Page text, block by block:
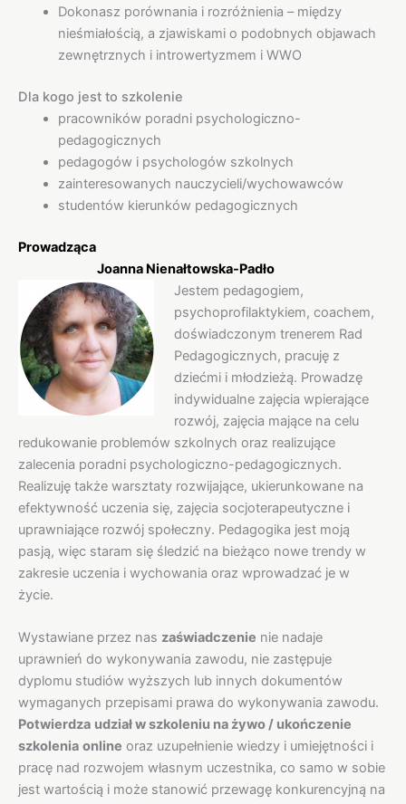
Dokonasz porównania i rozróżnienia – między
nieśmiałością, a zjawiskami o podobnych objawach
zewnętrznych i introwertyzmem i WWO
Dla kogo jest to szkolenie
pracowników poradni psychologiczno-
pedagogicznych
pedagogów i psychologów szkolnych
zainteresowanych nauczycieli/wychowawców
studentów kierunków pedagogicznych
Prowadząca
Joanna Nienałtowska-Padło
Jestem pedagogiem,
psychoprofilaktykiem, coachem,
doświadczonym trenerem Rad
Pedagogicznych, pracuję z
dziećmi i młodzieżą. Prowadzę
indywidualne zajęcia wpierające
rozwój, zajęcia mające na celu
redukowanie problemów szkolnych oraz realizujące
zalecenia poradni psychologiczno-pedagogicznych.
Realizuję także warsztaty rozwijające, ukierunkowane na
efektywność uczenia się, zajęcia socjoterapeutyczne i
uprawniające rozwój społeczny. Pedagogika jest moją
pasją, więc staram się śledzić na bieżąco nowe trendy w
zakresie uczenia i wychowania oraz wprowadzać je w
życie.
Wystawiane przez nas zaświadczenie nie nadaje
uprawnień do wykonywania zawodu, nie zastępuje
dyplomu studiów wyższych lub innych dokumentów
wymaganych przepisami prawa do wykonywania zawodu.
Potwierdza udział w szkoleniu na żywo / ukończenie
szkolenia online oraz uzupełnienie wiedzy i umiejętności i
pracę nad rozwojem własnym uczestnika, co samo w sobie
jest wartością i może stanowić przewagę konkurencyjną na